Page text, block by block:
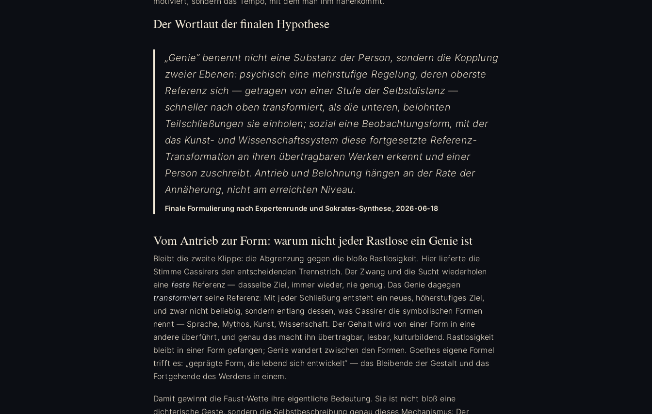
Der Wortlaut der finalen Hypothese
„Genie“ benennt nicht eine Substanz der Person, sondern die Kopplung
zweier Ebenen: psychisch eine mehrstufige Regelung, deren oberste
Referenz sich — getragen von einer Stufe der Selbstdistanz —
schneller nach oben transformiert, als die unteren, belohnten
Teilschließungen sie einholen; sozial eine Beobachtungsform, mit der
das Kunst- und Wissenschaftssystem diese fortgesetzte Referenz-
Transformation an ihren übertragbaren Werken erkennt und einer
Person zuschreibt. Antrieb und Belohnung hängen an der Rate der
Annäherung, nicht am erreichten Niveau.
Finale Formulierung nach Expertenrunde und Sokrates-Synthese, 2026-06-18
Vom Antrieb zur Form: warum nicht jeder Rastlose ein Genie ist
Bleibt die zweite Klippe: die Abgrenzung gegen die bloße Rastlosigkeit. Hier lieferte die
Stimme Cassirers den entscheidenden Trennstrich. Der Zwang und die Sucht wiederholen
eine feste Referenz — dasselbe Ziel, immer wieder, nie genug. Das Genie dagegen
transformiert seine Referenz: Mit jeder Schließung entsteht ein neues, höherstufiges Ziel,
und zwar nicht beliebig, sondern entlang dessen, was Cassirer die symbolischen Formen
nennt — Sprache, Mythos, Kunst, Wissenschaft. Der Gehalt wird von einer Form in eine
andere überführt, und genau das macht ihn übertragbar, lesbar, kulturbildend. Rastlosigkeit
bleibt in einer Form gefangen; Genie wandert zwischen den Formen. Goethes eigene Formel
trifft es: „geprägte Form, die lebend sich entwickelt“ — das Bleibende der Gestalt und das
Fortgehende des Werdens in einem.
Damit gewinnt die Faust-Wette ihre eigentliche Bedeutung. Sie ist nicht bloß eine
dichterische Geste, sondern die Selbstbeschreibung genau dieses Mechanismus: Der